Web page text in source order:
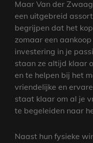
Maar Van der
een uitgebreid
begrijpen dat het
zomaar een
investering in je
staan ze altijd klaar
en te helpen bij het
vriendelijke en
staat klaar om al je
te begeleiden naar
Naast hun fysieke